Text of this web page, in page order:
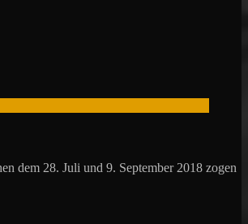
dem 28. Juli und 9. September 2018 zogen